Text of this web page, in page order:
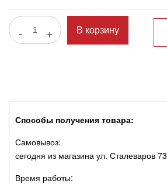
- + В корзину
Способы получения товара:
Самовывоз:
сегодня из магазина ул. Сталеваров 73
Время работы: